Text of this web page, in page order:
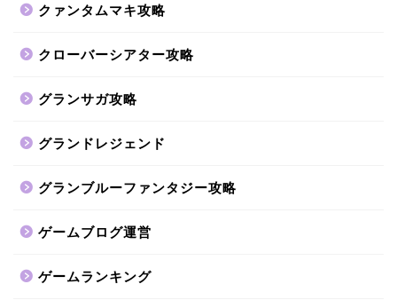
クァンタムマキ攻略
クローバーシアター攻略
グランサガ攻略
グランドレジェンド
グランブルーファンタジー攻略
ゲームブログ運営
ゲームランキング